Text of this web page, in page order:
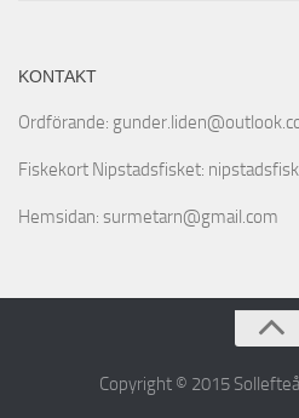
KONTAKT
Ordförande:
Fiskekort Nipstadsfisket:
Hemsidan: surmetarn@gmail.com
Copyright © 2015